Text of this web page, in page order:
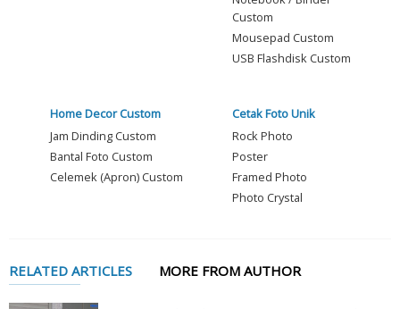
Custom
Mousepad Custom
USB Flashdisk Custom
Home Decor Custom
Jam Dinding Custom
Bantal Foto Custom
Celemek (Apron) Custom
Cetak Foto Unik
Rock Photo
Poster
Framed Photo
Photo Crystal
RELATED ARTICLES MORE FROM AUTHOR